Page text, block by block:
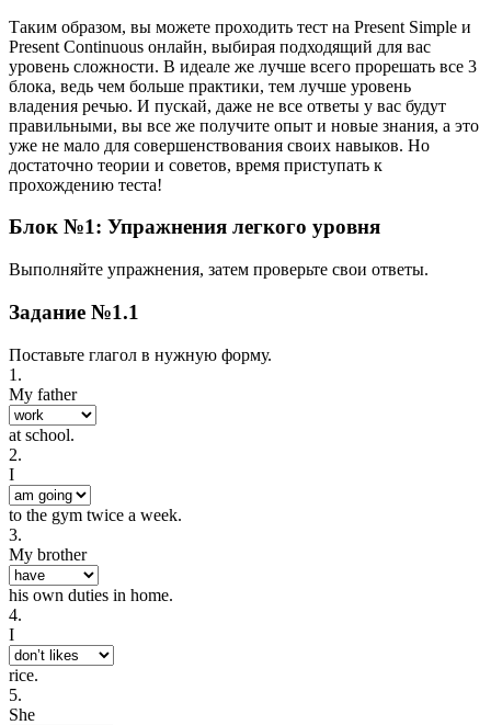
Таким образом, вы можете проходить тест на Present Simple и
Present Continuous онлайн, выбирая подходящий для вас
уровень сложности. В идеале же лучше всего прорешать все 3
блока, ведь чем больше практики, тем лучше уровень
владения речью. И пускай, даже не все ответы у вас будут
правильными, вы все же получите опыт и новые знания, а это
уже не мало для совершенствования своих навыков. Но
достаточно теории и советов, время приступать к
прохождению теста!
Блок №1: Упражнения легкого уровня
Выполняйте упражнения, затем проверьте свои ответы.
Задание №1.1
Поставьте глагол в нужную форму.
1.
My father
at school.
2.
I
to the gym twice a week.
3.
My brother
his own duties in home.
4.
I
rice.
5.
She